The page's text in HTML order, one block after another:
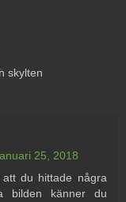
skylten
25, 2018
du hittade några
bilden känner du